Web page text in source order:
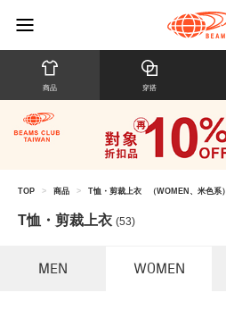
商品 穿搭
TOP > 商品 > T恤・剪裁上衣 （WOMEN、米色系）
T恤・剪裁上衣 (53)
MEN WOMEN